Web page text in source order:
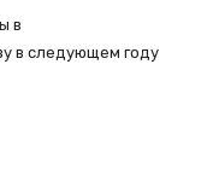
в
в следующем году